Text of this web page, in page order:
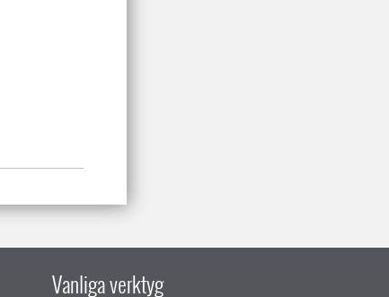
Vanliga verktyg